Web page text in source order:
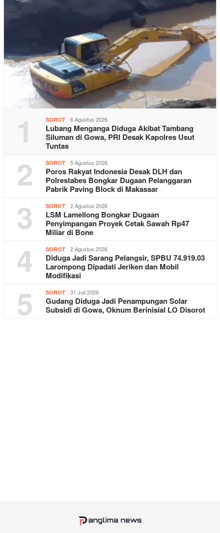
1 SOROT 6 Agustus 2026
Lubang Menganga Diduga Akibat Tambang
Siluman di Gowa, PRI Desak Kapolres Usut
Tuntas
2 SOROT 5 Agustus 2026
Poros Rakyat Indonesia Desak DLH dan
Polrestabes Bongkar Dugaan Pelanggaran
Pabrik Paving Block di Makassar
3 SOROT 2 Agustus 2026
LSM Lamellong Bongkar Dugaan
Penyimpangan Proyek Cetak Sawah Rp47
Miliar di Bone
4 SOROT 2 Agustus 2026
Diduga Jadi Sarang Pelangsir, SPBU 74.919.03
Larompong Dipadati Jeriken dan Mobil
Modifikasi
5 SOROT 31 Juli 2026
Gudang Diduga Jadi Penampungan Solar
Subsidi di Gowa, Oknum Berinisial LO Disorot